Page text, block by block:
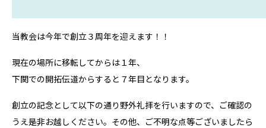
当教会は今年で創立３周年を迎えます！！
現在の場所に移転してからは１年、
下関での開拓伝道からすると７年目となります。
創立の記念として以下の通り野外礼拝を行いますので、ご確認の
うえ是非お越しください。その他、ご不明な点等ございましたら